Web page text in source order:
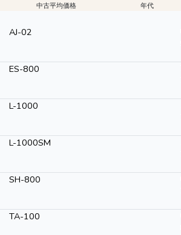
中古平均価格
年代
AJ-02
ES-800
L-1000
L-1000SM
SH-800
TA-100